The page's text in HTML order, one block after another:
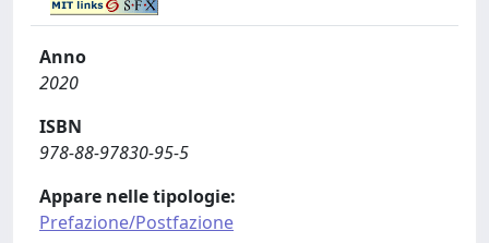
Anno
2020
ISBN
978-88-97830-95-5
Appare nelle tipologie:
Prefazione/Postfazione